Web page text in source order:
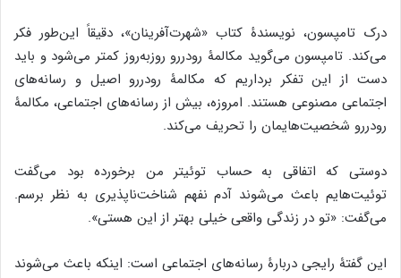
درک تامپسون، نویسندۀ کتاب «شهرت‌آفرینان»، دقیقاً این‌طور فکر
می‌کند. تامپسون می‌گوید مکالمۀ رودررو روزبه‌روز کمتر می‌شود و باید
دست از این تفکر برداریم که مکالمۀ رودررو اصیل و رسانه‌های
اجتماعی مصنوعی هستند. امروزه، بیش از رسانه‌های اجتماعی، مکالمۀ
رودررو شخصیت‌هایمان را تحریف می‌کند.
دوستی که اتفاقی به حساب توئیتر من برخورده بود می‌گفت
توئیت‌هایم باعث می‌شوند آدم نفهم شناخت‌ناپذیری به نظر برسم.
می‌گفت: «تو در زندگی واقعی خیلی بهتر از این هستی».
این گفتۀ رایجی دربارۀ رسانه‌های اجتماعی است: اینکه باعث می‌شوند